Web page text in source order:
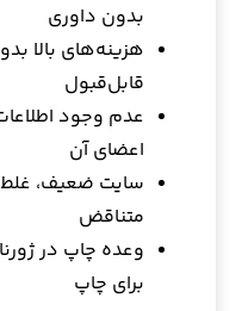
بدون داوری
هزینه‌های بالا
قابل‌قبول
عدم وجود
اعضای آن
سایت ضعیف،
متناقض
وعده چاپ در
برای چاپ